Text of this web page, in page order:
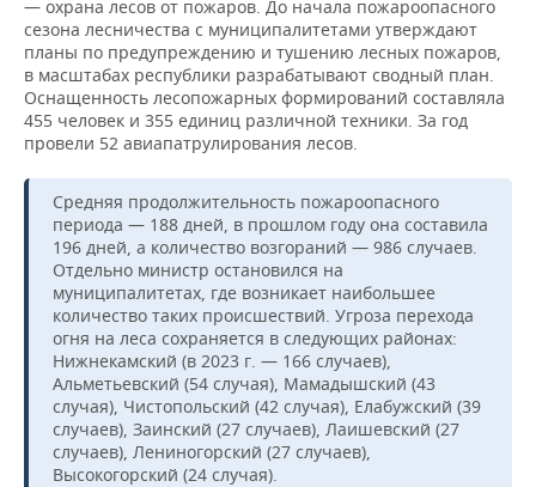
— охрана лесов от пожаров. До начала пожароопасного
сезона лесничества с муниципалитетами утверждают
планы по предупреждению и тушению лесных пожаров,
в масштабах республики разрабатывают сводный план.
Оснащенность лесопожарных формирований составляла
455 человек и 355 единиц различной техники. За год
провели 52 авиапатрулирования лесов.
Средняя продолжительность пожароопасного
периода — 188 дней, в прошлом году она составила
196 дней, а количество возгораний — 986 случаев.
Отдельно министр остановился на
муниципалитетах, где возникает наибольшее
количество таких происшествий. Угроза перехода
огня на леса сохраняется в следующих районах:
Нижнекамский (в 2023 г. — 166 случаев),
Альметьевский (54 случая), Мамадышский (43
случая), Чистопольский (42 случая), Елабужский (39
случаев), Заинский (27 случаев), Лаишевский (27
случаев), Лениногорский (27 случаев),
Высокогорский (24 случая).